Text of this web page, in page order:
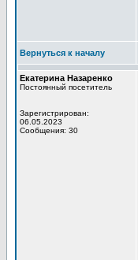
Вернуться к началу
Екатерина Назаренко
Постоянный посетитель
Зарегистрирован:
06.05.2023
Сообщения: 30